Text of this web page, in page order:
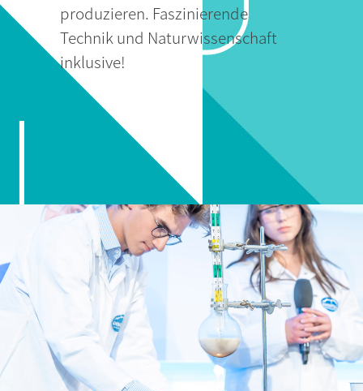
produzieren. Faszinierende
Technik und Naturwissenschaft
inklusive!